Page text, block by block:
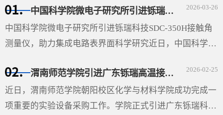
技有限公司···
2026-03-26
中国科学院微电子研究所引进铄瑞科技SDC-350H接触角测量仪，助力集成电路表界面科学研究
中国科学院微电子研究所引进铄瑞科技SDC-350H接触角
测量仪，助力集成电路表界面科学研究近日，中国科学院
技有限公司（以下简称“铄瑞科技”）自动倾斜接触角测···
2026-02-25
渭南师范学院引进广东铄瑞高温接触角测量仪，助力材料表面科学研究
近日，渭南师范学院朝阳校区化学与材料学院成功完成一
项重要的实验设备采购工作。学院正式引进广东铄瑞科技